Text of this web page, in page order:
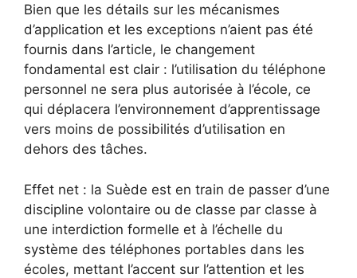
Bien que les détails sur les mécanismes
d’application et les exceptions n’aient pas été
fournis dans l’article, le changement
fondamental est clair : l’utilisation du téléphone
personnel ne sera plus autorisée à l’école, ce
qui déplacera l’environnement d’apprentissage
vers moins de possibilités d’utilisation en
dehors des tâches.
Effet net : la Suède est en train de passer d’une
discipline volontaire ou de classe par classe à
une interdiction formelle et à l’échelle du
système des téléphones portables dans les
écoles, mettant l’accent sur l’attention et les